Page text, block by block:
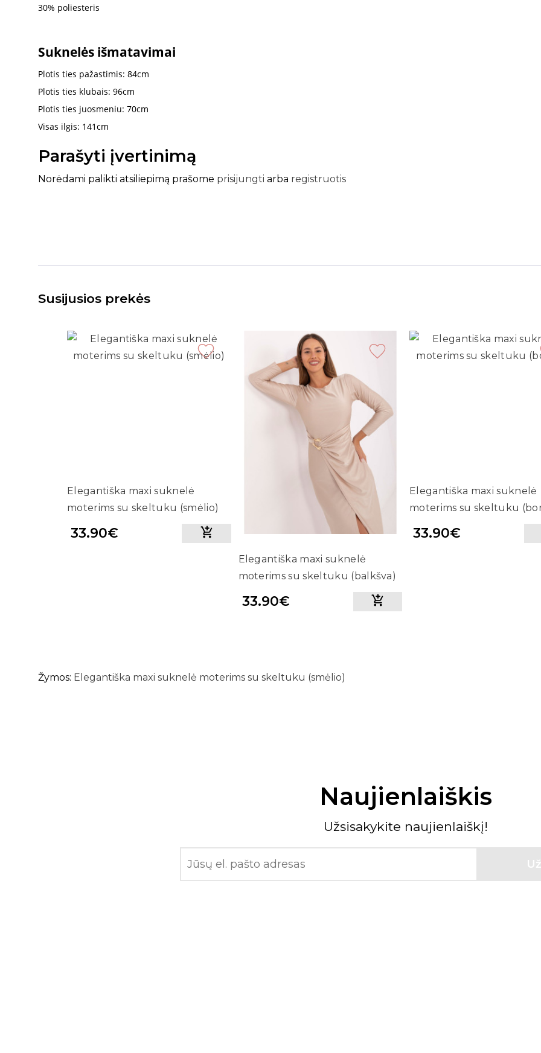
30% poliesteris
Suknelės išmatavimai
Plotis ties pažastimis: 84cm
Plotis ties klubais: 96cm
Plotis ties juosmeniu: 70cm
Visas ilgis: 141cm
Parašyti įvertinimą
Norėdami palikti atsiliepimą prašome prisijungti arba registruotis
Susijusios prekės
Elegantiška maxi suknelė
moterims su skeltuku (smėlio)
33.90€
Elegantiška maxi suknelė
moterims su skeltuku (balkšva)
33.90€
Elegantiška maxi suknelė
moterims su skeltuku
33.90€
Žymos: Elegantiška maxi suknelė moterims su skeltuku (smėlio)
Naujienlaiškis
Užsisakykite naujienlaiškį!